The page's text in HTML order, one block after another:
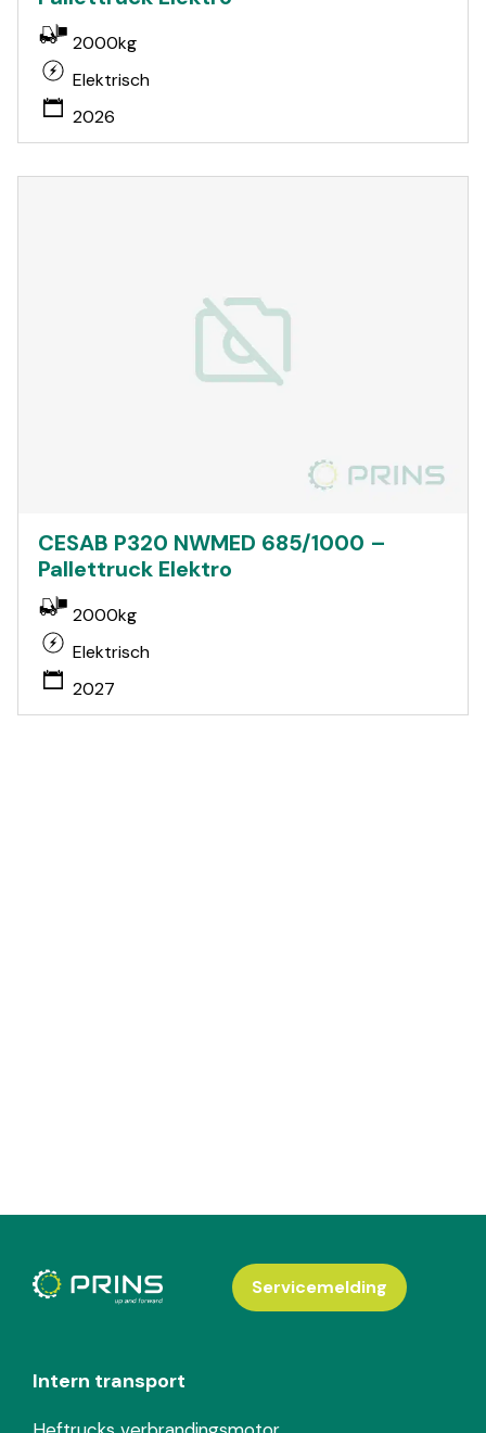
2000kg
Elektrisch
2026
CESAB P320 NWMED 685/1000 –
Pallettruck Elektro
2000kg
Elektrisch
2027
Intern transport
Servicemelding